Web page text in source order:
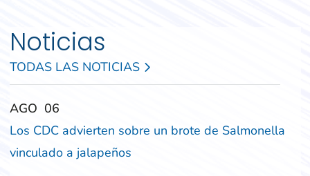
Noticias
TODAS LAS NOTICIAS
‎‎AGO ‎‎06
Los CDC advierten sobre un brote de Salmonella
vinculado a jalapeños